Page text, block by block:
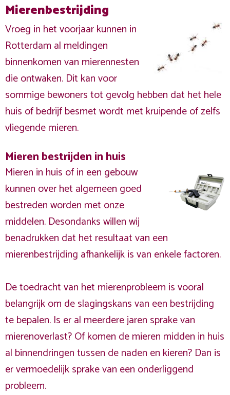
Mierenbestrijding
Vroeg in het voorjaar kunnen in
Rotterdam al meldingen
binnenkomen van mierennesten
die ontwaken. Dit kan voor
sommige bewoners tot gevolg hebben dat het hele
huis of bedrijf besmet wordt met kruipende of zelfs
vliegende mieren.
Mieren bestrijden in huis
Mieren in huis of in een gebouw
kunnen over het algemeen goed
bestreden worden met onze
middelen. Desondanks willen wij
benadrukken dat het resultaat van een
mierenbestrijding afhankelijk is van enkele factoren.
De toedracht van het mierenprobleem is vooral
belangrijk om de slagingskans van een bestrijding
te bepalen. Is er al meerdere jaren sprake van
mierenoverlast? Of komen de mieren midden in huis
al binnendringen tussen de naden en kieren? Dan is
er vermoedelijk sprake van een onderliggend
probleem.